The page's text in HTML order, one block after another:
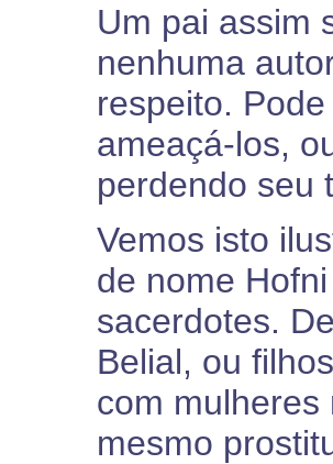
Um pai assim
nenhuma
respeito.
ameaçá-los,
perdendo seu
Vemos isto
de nome
sacerdotes.
Belial, ou
com mulheres
mesmo